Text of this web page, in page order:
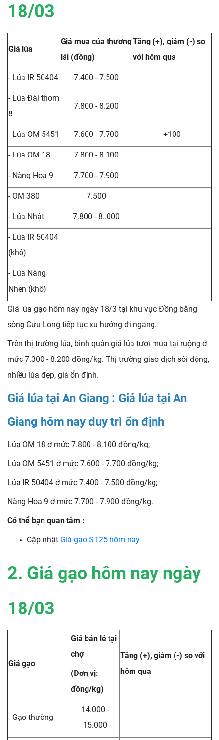
18/03
Giá lúa
Giá mua của thương
lái (đồng)
Tăng (+), giảm (-) so
với hôm qua
- Lúa IR 50404 7.400 - 7.500
- Lúa Đài thơm
8
7.800 - 8.200
- Lúa OM 5451 7.600 - 7.700 +100
- Lúa OM 18 7.800 - 8.100
- Nàng Hoa 9 7.700 - 7.900
- OM 380 7.500
- Lúa Nhật 7.800 - 8..000
- Lúa IR 50404
(khô)
- Lúa Nàng
Nhen (khô)
Giá lúa gạo hôm nay ngày 18/3 tại khu vực Đồng bằng
sông Cửu Long tiếp tục xu hướng đi ngang.
Trên thị trường lúa, bình quân giá lúa tươi mua tại ruộng ở
mức 7.300 - 8.200 đồng/kg. Thị trường giao dịch sôi động,
nhiều lúa đẹp, giá ổn định.
Giá lúa tại An Giang : Giá lúa tại An
Giang hôm nay duy trì ổn định
Lúa OM 18 ở mức 7.800 - 8.100 đồng/kg;
Lúa OM 5451 ở mức 7.600 - 7.700 đồng/kg;
Lúa IR 50404 ở mức 7.400 - 7.500 đồng/kg;
Nàng Hoa 9 ở mức 7.700 - 7.900 đồng/kg.
Có thể bạn quan tâm :
Cập nhật Giá gạo ST25 hôm nay
2. Giá gạo hôm nay ngày
18/03
Giá gạo
Giá bán lẻ tại
chợ
(Đơn vị:
đồng/kg)
Tăng (+), giảm (-) so với
hôm qua
- Gạo thường
14.000 -
15.000